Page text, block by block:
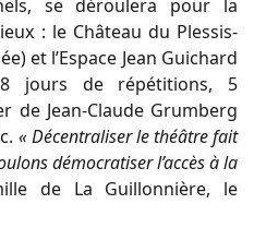
se déroulera pour la
: le Château du Plessis-
et l’Espace Jean Guichard
jours de répétitions, 5
de Jean-Claude Grumberg
« Décentraliser le théâtre fait
démocratiser l’accès à la
de La Guillonnière, le